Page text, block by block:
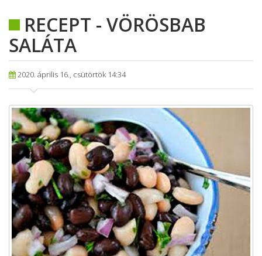
RECEPT - VÖRÖSBAB
SALÁTA
2020. április 16., csütörtök 14:34